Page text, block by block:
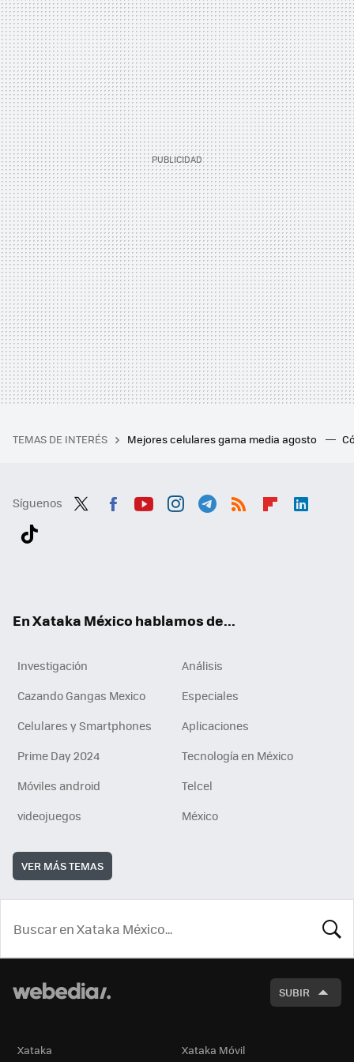
TEMAS DE INTERÉS Mejores celulares gama media agosto
Síguenos
En Xataka México hablamos de...
Investigación
Análisis
Cazando Gangas Mexico
Especiales
Celulares y Smartphones
Aplicaciones
Prime Day 2024
Tecnología en México
Móviles android
Telcel
videojuegos
México
VER MÁS TEMAS
SUBIR
Xataka Xataka Móvil